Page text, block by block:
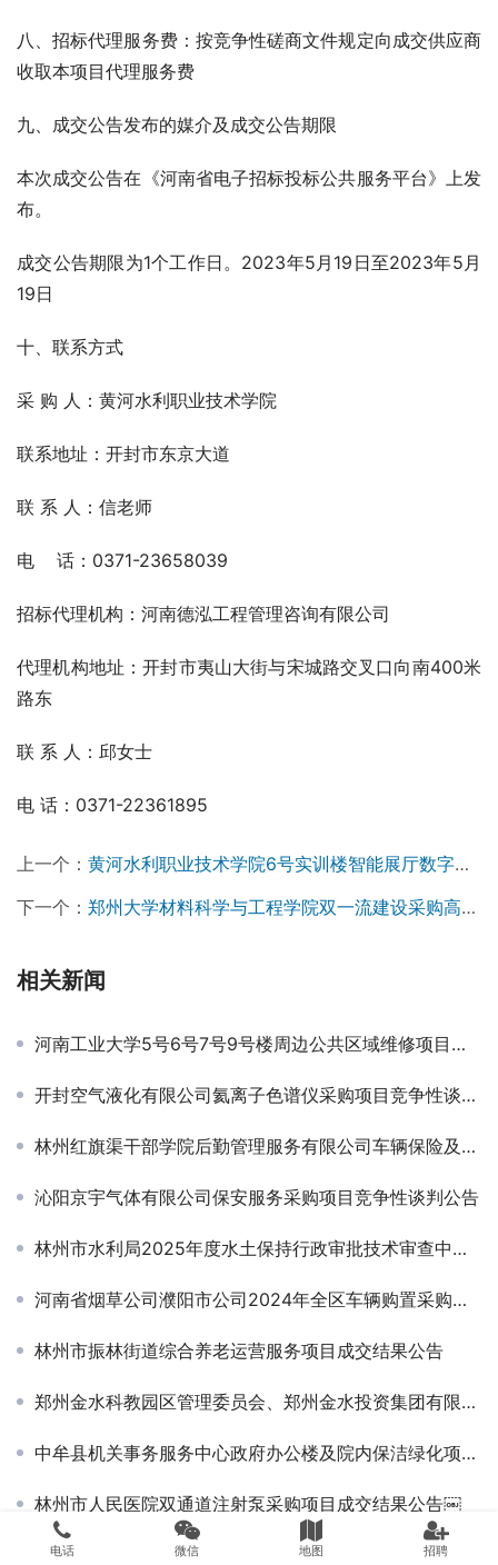
八、招标代理服务费：按竞争性磋商文件规定向成交供应商
收取本项目代理服务费
九、成交公告发布的媒介及成交公告期限
本次成交公告在《河南省电子招标投标公共服务平台》上发
布。
成交公告期限为1个工作日。2023年5月19日至2023年5月
19日
十、联系方式
采 购 人：黄河水利职业技术学院
联系地址：开封市东京大道
联 系 人：信老师
电    话：0371-23658039
招标代理机构：河南德泓工程管理咨询有限公司
代理机构地址：开封市夷山大街与宋城路交叉口向南400米
路东
联 系 人：邱女士
电 话：0371-22361895
上一个： 黄河水利职业技术学院6号实训楼智能展厅数字孪生可视化系统采购项目成交公告
下一个： 郑州大学材料科学与工程学院双一流建设采购高性能轻合金设计及智能制造项目-竞争性谈判公告
相关新闻
河南工业大学5号6号7号9号楼周边公共区域维修项目（二次）成交公告
开封空气液化有限公司氦离子色谱仪采购项目竞争性谈判公告￼
林州红旗渠干部学院后勤管理服务有限公司车辆保险及校（园）方责任险服务采购项目竞争性谈判公告
沁阳京宇气体有限公司保安服务采购项目竞争性谈判公告
林州市水利局2025年度水土保持行政审批技术审查中介服务项目竞争性磋商公告
河南省烟草公司濮阳市公司2024年全区车辆购置采购项目招标公告
林州市振林街道综合养老运营服务项目成交结果公告
郑州金水科教园区管理委员会、郑州金水投资集团有限公司机关食堂餐饮服务项目-招标公告
中牟县机关事务服务中心政府办公楼及院内保洁绿化项目结果公告
林州市人民医院双通道注射泵采购项目成交结果公告￼
电话 微信 地图 招聘